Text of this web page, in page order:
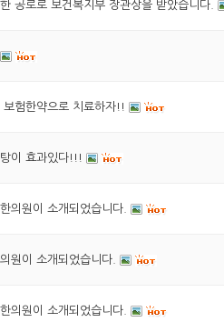
공로로 보건복지부 장관상을 받았습니다.
험한약으로 치료하자!!
이 효과있다!!!
의원이 소개되었습니다.
원이 소개되었습니다.
의원이 소개되었습니다.